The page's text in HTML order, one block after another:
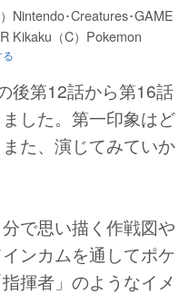
Nintendo･Creatures･GAME
Kikaku（C）Pokemon
第12話から第16話
した。第一印象はど
た、演じてみていか
分で思い描く作戦図
ンカムを通してポケ
揮者」のようなイメ